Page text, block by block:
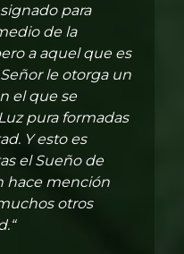
para
de la
a aquel que es
le otorga un
el que se
pura formadas
Y esto es
el Sueño de
hace mención
otros